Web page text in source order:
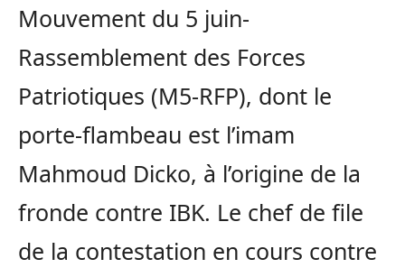
Mouvement du 5 juin-
Rassemblement des Forces
Patriotiques (M5-RFP), dont le
porte-flambeau est l’imam
Mahmoud Dicko, à l’origine de la
fronde contre IBK. Le chef de file
de la contestation en cours contre